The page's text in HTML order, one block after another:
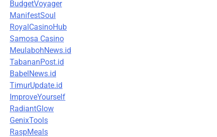
BudgetVoyager
ManifestSoul
RoyalCasinoHub
Samosa Casino
MeulabohNews.id
TabananPost.id
BabelNews.id
TimurUpdate.id
ImproveYourself
RadiantGlow
GenixTools
RaspMeals